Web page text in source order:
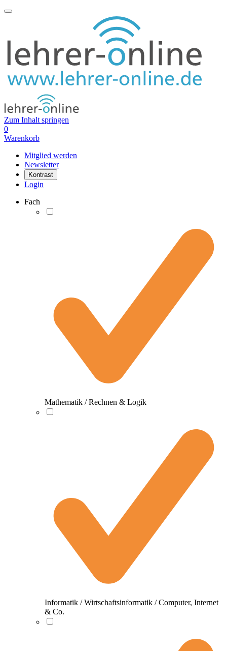
Zum Inhalt springen
0
Warenkorb
Mitglied werden
Newsletter
Kontrast
Login
Fach
Mathematik / Rechnen & Logik
Informatik / Wirtschaftsinformatik / Computer, Internet
& Co.